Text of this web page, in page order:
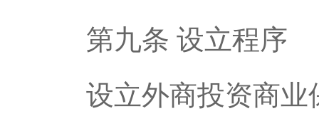
第九条 设立程序
设立外商投资商